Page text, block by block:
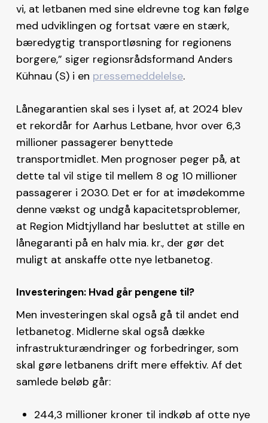
vi, at letbanen med sine eldrevne tog kan følge
med udviklingen og fortsat være en stærk,
bæredygtig transportløsning for regionens
borgere,” siger regionsrådsformand Anders
Kühnau (S)​ i en pressemeddelelse.
Lånegarantien skal ses i lyset af, at 2024 blev
et rekordår for Aarhus Letbane, hvor over 6,3
millioner passagerer benyttede
transportmidlet. Men prognoser peger på, at
dette tal vil stige til mellem 8 og 10 millioner
passagerer i 2030​. Det er for at imødekomme
denne vækst og undgå kapacitetsproblemer,
at Region Midtjylland har besluttet at stille en
lånegaranti på en halv mia. kr., der gør det
muligt at anskaffe otte nye letbanetog.
Investeringen: Hvad går pengene til?
Men investeringen skal også gå til andet end
letbanetog. Midlerne skal også dække
infrastrukturændringer og forbedringer, som
skal gøre letbanens drift mere effektiv. Af det
samlede beløb går:
244,3 millioner kroner til indkøb af otte nye